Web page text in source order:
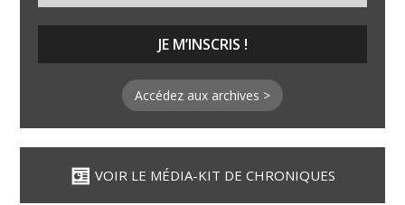
Accédez aux archives >
VOIR LE MÉDIA-KIT DE CHRONIQUES